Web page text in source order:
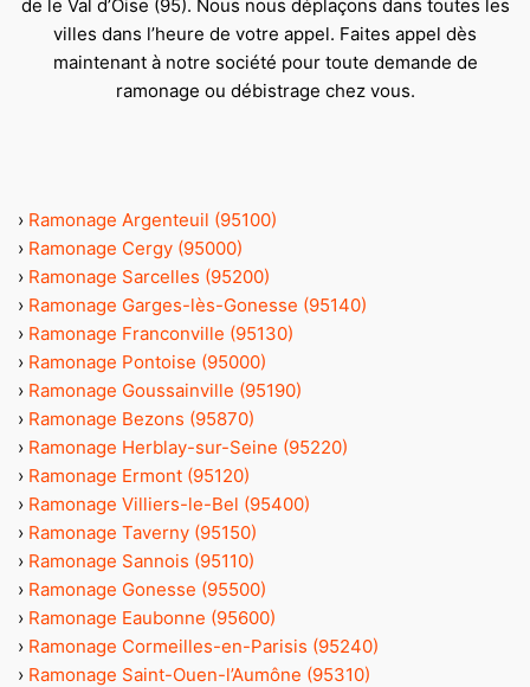
de le Val d’Oise (95). Nous nous déplaçons dans toutes les
villes dans l’heure de votre appel. Faites appel dès
maintenant à notre société pour toute demande de
ramonage ou débistrage chez vous.
› Ramonage Argenteuil (95100)
› Ramonage Cergy (95000)
› Ramonage Sarcelles (95200)
› Ramonage Garges-lès-Gonesse (95140)
› Ramonage Franconville (95130)
› Ramonage Pontoise (95000)
› Ramonage Goussainville (95190)
› Ramonage Bezons (95870)
› Ramonage Herblay-sur-Seine (95220)
› Ramonage Ermont (95120)
› Ramonage Villiers-le-Bel (95400)
› Ramonage Taverny (95150)
› Ramonage Sannois (95110)
› Ramonage Gonesse (95500)
› Ramonage Eaubonne (95600)
› Ramonage Cormeilles-en-Parisis (95240)
› Ramonage Saint-Ouen-l’Aumône (95310)